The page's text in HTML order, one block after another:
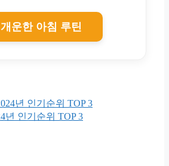
운한 아침 루틴
년 인기순위 TOP 3
년 인기순위 TOP 3